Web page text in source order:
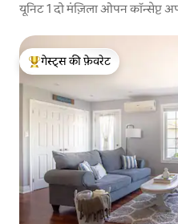
यूनिट 1 दो मंज़िला ओपन कॉन्सेप्ट
गेस्ट्स का टॉप फ़ेवरेट
गेस्ट्स की फ़ेवरेट